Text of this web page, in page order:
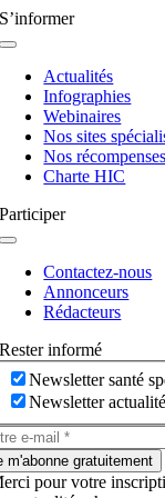
S’informer
Navigation
basculeActualités
Infographies
Webinaires
Nos sites
Nos récompenses
Charte HIC
Participer
Navigation
basculeContactez-nous
Annonceurs
Rédacteurs
Rester informé
Newsletter santé
Newsletter
m'abonne gratuitement
pour votre